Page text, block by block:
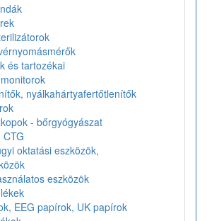
és tartozékai
nyálkahártyafertőtlenítők
- bőrgyógyászat
CTG
oktatási eszközök,
eszközök
EEG papírok, UK papírok